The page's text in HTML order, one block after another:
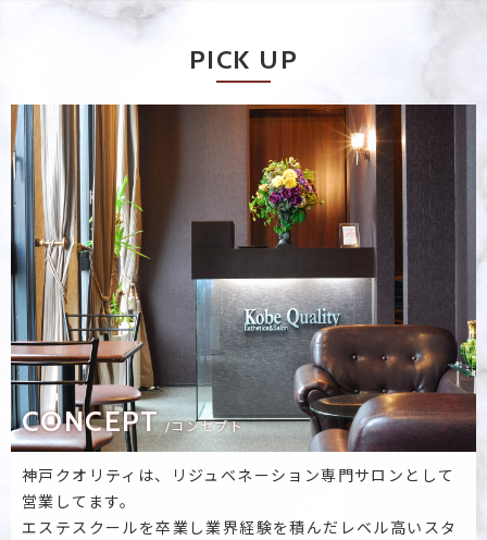
PICK UP
CONCEPT /コンセプト
神戸クオリティは、リジュベネーション専門サロンとして
営業してます。
エステスクールを卒業し業界経験を積んだレベル高いスタ